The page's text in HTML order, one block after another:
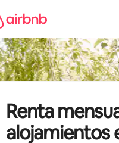
Renta
alojamientos